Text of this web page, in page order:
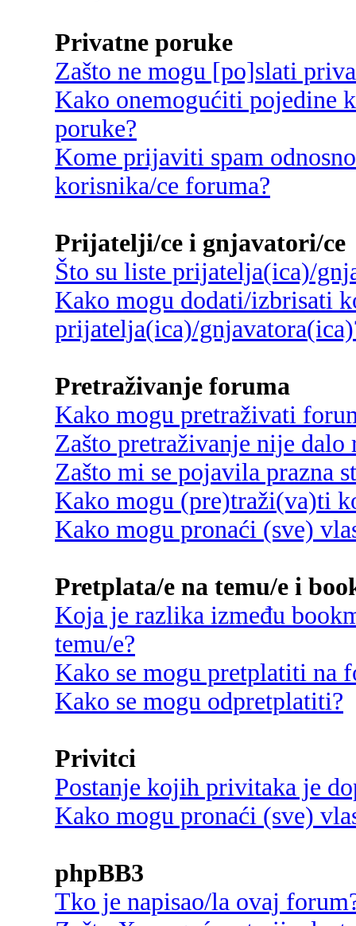
Privatne poruke
Zašto ne mogu [po]slati
Kako onemogućiti pojedine
poruke?
Kome prijaviti spam
korisnika/ce foruma?
Prijatelji/ce i gnjavatori/ce
Što su liste prijatelja(ica)/
Kako mogu dodati/izbrisati
prijatelja(ica)/
Pretraživanje foruma
Kako mogu pretraživati
Zašto pretraživanje nije dalo
Zašto mi se pojavila prazna
Kako mogu (pre)traži(va)ti
Kako mogu pronaći (sve)
Pretplata/e na temu/e i
Koja je razlika između
temu/e?
Kako se mogu pretplatiti na
Kako se mogu odpretplatiti?
Privitci
Postanje kojih privitaka je
Kako mogu pronaći (sve)
phpBB3
Tko je napisao/la ovaj